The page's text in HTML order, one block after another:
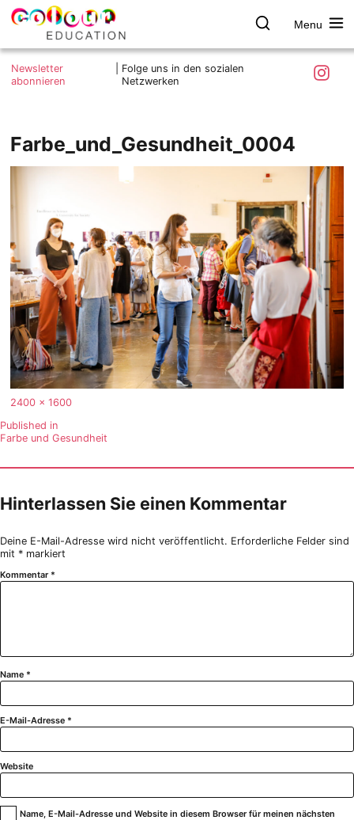
Skip
colour.education
Farbe
entdecken
Menu
Was ist colour.education?
Ziele und Mitmachen
Impressum
Newsletter
abonnieren
Folge uns in den sozialen
Netzwerken
Farbe_und_Gesundheit_0004
Full
2400 × 1600
Beitragsnavigation
Published in
Farbe und Gesundheit
Hinterlassen Sie einen Kommentar
Deine E-Mail-Adresse wird nicht veröffentlicht. Erforderliche Felder sind
mit * markiert
Kommentar *
Name *
E-Mail-Adresse *
Website
Name, E-Mail-Adresse und Website in diesem Browser für meinen nächsten